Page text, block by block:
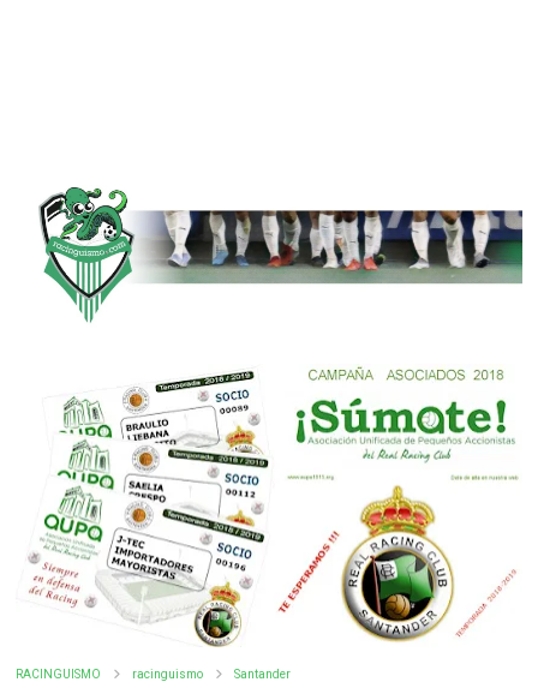
RACINGUISMO racinguismo Santander